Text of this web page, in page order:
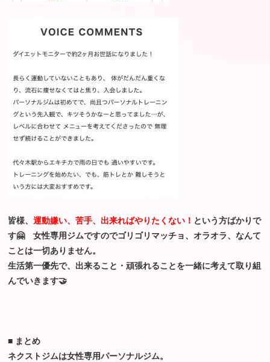
皆様、運動嫌い、苦手、出来ればやりたくない！ という方ばかりで
す🤗 女性専用ジムですのでゴリゴリマッチョ、オラオラ、なんて
ことは一切ありません。
生活第一優先で、出来ること・頑張れることを一緒に考えて取り組
んでいきます🤝
■ まとめ
ネクストジムは女性専用パーソナルジム。